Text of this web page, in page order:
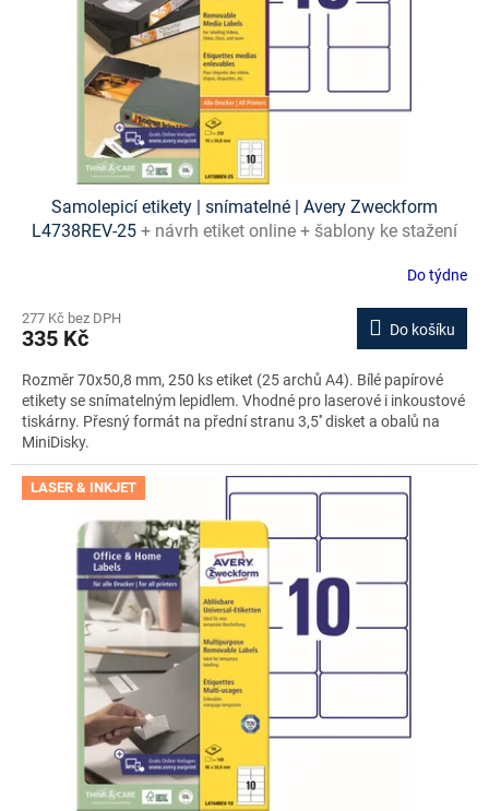
Samolepicí etikety | snímatelné | Avery Zweckform
L4738REV-25 + návrh etiket online + šablony ke stažení
Do týdne
277 Kč bez DPH
335 Kč Do košíku
Rozměr 70x50,8 mm, 250 ks etiket (25 archů A4). Bílé papírové
etikety se snímatelným lepidlem. Vhodné pro laserové i inkoustové
tiskárny. Přesný formát na přední stranu 3,5'' disket a obalů na
MiniDisky.
LASER & INKJET